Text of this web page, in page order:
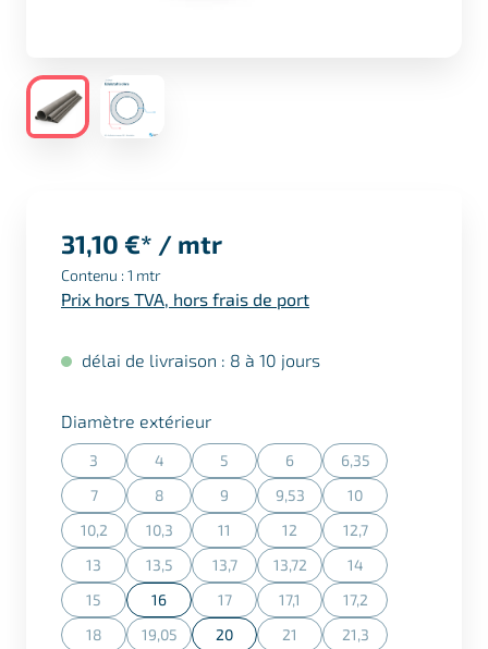
31,10 €* / mtr
Contenu : 1 mtr
Prix hors TVA, hors frais de port
délai de livraison : 8 à 10 jours
Diamètre extérieurSélectionner
3
(Cette action n'est actuellement pas disponible.)
4
(Cette action n'est actuellement pas disponible.)
5
(Cette action n'est actuellement pas
6
(Cette action n'est
6,35
(Cette action n'est
7
(Cette action n'est actuellement pas disponible.)
8
(Cette action n'est actuellement pas disponible.)
9
(Cette action n'est actuellement pas
9,53
(Cette action n'est
10
(Cette action n'est
10,2
(Cette action n'est actuellement pas disponible.)
10,3
(Cette action n'est actuellement pas disponible.)
11
(Cette action n'est actuellement pas
12
(Cette action n'est
12,7
(Cette action n'est
13
(Cette action n'est actuellement pas disponible.)
13,5
(Cette action n'est actuellement pas disponible.)
13,7
(Cette action n'est actuellement pas
13,72
(Cette action n'est
14
(Cette action n'est
15
(Cette action n'est actuellement pas disponible.)
16 17
(Cette action n'est actuellement pas
17,1
(Cette action n'est
17,2
(Cette action n'est
18 19,05 20 21 21,3